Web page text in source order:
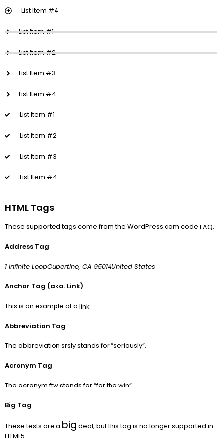
List Item #4
List Item #1
List Item #2
List Item #3
List Item #4
List Item #1
List Item #2
List Item #3
List Item #4
HTML Tags
These supported tags come from the WordPress.com code FAQ.
Address Tag
1 Infinite LoopCupertino, CA 95014United States
Anchor Tag (aka. Link)
This is an example of a link.
Abbreviation Tag
The abbreviation srslystands for “seriously”.
Acronym Tag
The acronymftwstands for “for the win”.
Big Tag
These tests are a big deal, but this tag is no longer supported in
HTML5.